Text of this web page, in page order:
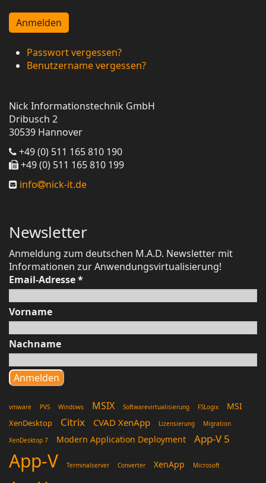
Anmelden
Passwort vergessen?
Benutzername vergessen?
Nick Informationstechnik GmbH
Dribusch 2
30539 Hannover
+49 (0) 511 165 810 190
+49 (0) 511 165 810 199
info
nick-it.de
Newsletter
Anmeldung zum deutschen M.A.D. Newsletter mit
Informationen zur Anwendungsvirtualisierung!
Email-Adresse*
Vorname
Nachname
vmware PVS Windows MSIX Softwarevirtualisierung FSLogix MSI
XenDesktop Citrix CVAD XenApp Lizensierung
Migration
XenDesktop 7
Modern Application Deployment App-V 5
App-V Terminalserver Converter XenApp Microsoft